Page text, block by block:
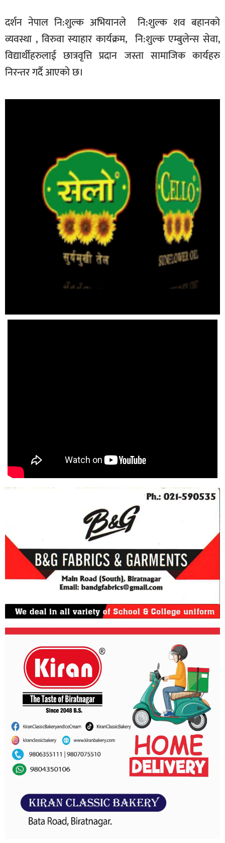
दर्शन नेपाल नि:शुल्क अभियानले नि:शुल्क शव बहानको
व्यवस्था , विरुवा स्याहार कार्यक्रम, नि:शुल्क एम्बुलेन्स सेवा,
विद्यार्थीहरुलाई छात्रवृत्ति प्रदान जस्ता सामाजिक कार्यहरु
निरन्तर गर्दै आएकाे छ।